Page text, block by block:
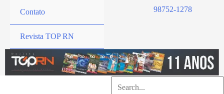
Contato
Revista TOP RN
98752-1278
Pesquisar